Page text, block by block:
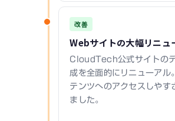
改善
Webサイトの大幅リニュ
CloudTech公式サイトの
成を全面的にリニューアル
テンツへのアクセスしやす
ました。